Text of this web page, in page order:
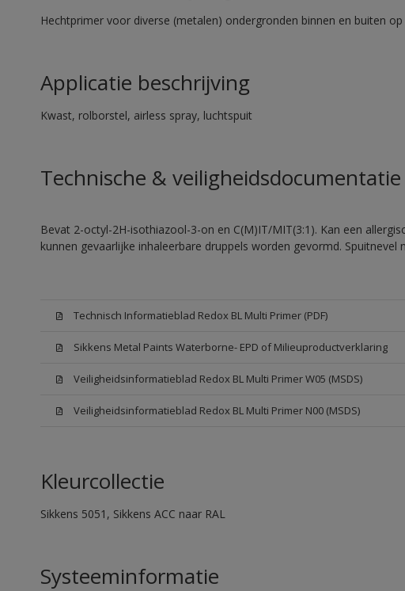
Hechtprimer voor diverse (metalen) ondergronden binnen en buiten
Applicatie beschrijving
Kwast, rolborstel, airless spray, luchtspuit
Technische & veiligheidsdocumentatie
Bevat 2-octyl-2H-isothiazool-3-on en C(M)IT/MIT(3:1). Kan een
kunnen gevaarlijke inhaleerbare druppels worden gevormd. Spuitnevel
Technisch Informatieblad Redox BL Multi Primer (PDF)
Sikkens Metal Paints Waterborne- EPD of Milieuproductverklaring
Veiligheidsinformatieblad Redox BL Multi Primer W05 (MSDS)
Veiligheidsinformatieblad Redox BL Multi Primer N00 (MSDS)
Kleurcollectie
Sikkens 5051, Sikkens ACC naar RAL
Systeeminformatie